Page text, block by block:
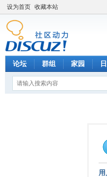
设为首页 收藏本站
论坛 群组 家园